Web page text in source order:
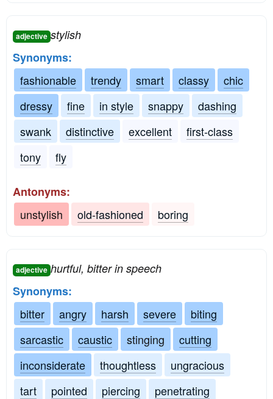
adjective stylish
Synonyms:
fashionable
trendy smart classy
chic
dressy
fine in style snappy
dashing
swank
distinctive excellent
first-class
tony
fly
Antonyms:
unstylish
old-fashioned boring
adjective hurtful, bitter in speech
Synonyms:
bitter
angry harsh severe
biting
sarcastic
caustic stinging
cutting
inconsiderate
thoughtless
ungracious
tart
pointed piercing
penetrating